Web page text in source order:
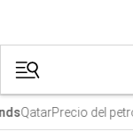
QatarPrecio del